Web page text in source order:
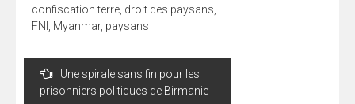
confiscation terre droit des paysans
FNI Myanmar, paysans
Navigation
Une spirale sans fin pour les
prisonniers politiques de Birmanie